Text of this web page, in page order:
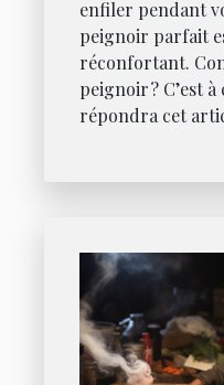
enfiler pendant
peignoir parfait
réconfortant.
peignoir ? C’est
répondra cet